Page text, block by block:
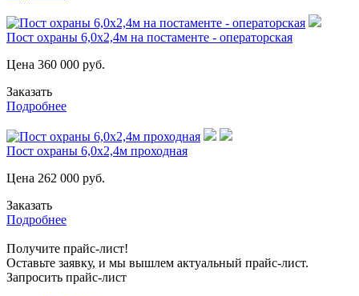
Пост охраны 6,0х2,4м на постаменте - операторская
Цена 360 000 руб.
Заказать
Подробнее
Пост охраны 6,0х2,4м проходная
Цена 262 000 руб.
Заказать
Подробнее
Получите прайс-лист!
Оставьте заявку, и мы вышлем актуальный прайс-лист.
Запросить прайс-лист